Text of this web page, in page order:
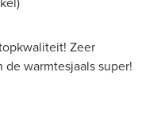
Zeer
warmtesjaals super!